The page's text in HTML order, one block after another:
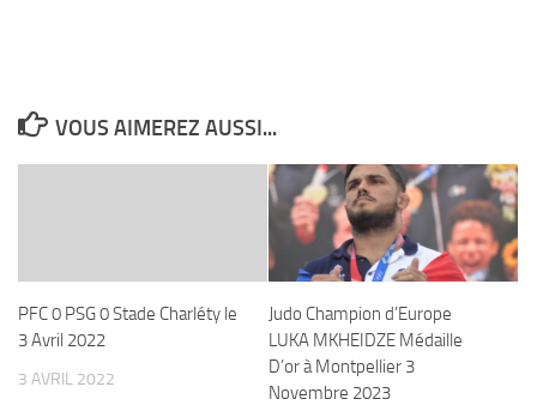
VOUS AIMEREZ AUSSI...
PFC 0 PSG 0 Stade Charléty le
3 Avril 2022
3 AVRIL 2022
Judo Champion d’Europe
LUKA MKHEIDZE Médaille
D’or à Montpellier 3
Novembre 2023